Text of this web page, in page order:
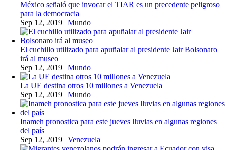
México señaló que invocar el TIAR es un precedente peligroso
para la democracia
Sep 12, 2019 | Mundo
El cuchillo utilizado para apuñalar al presidente Jair Bolsonaro
irá al museo
Sep 12, 2019 | Mundo
La UE destina otros 10 millones a Venezuela
Sep 12, 2019 | Mundo
Inameh pronostica para este jueves lluvias en algunas regiones
del país
Sep 12, 2019 | Venezuela